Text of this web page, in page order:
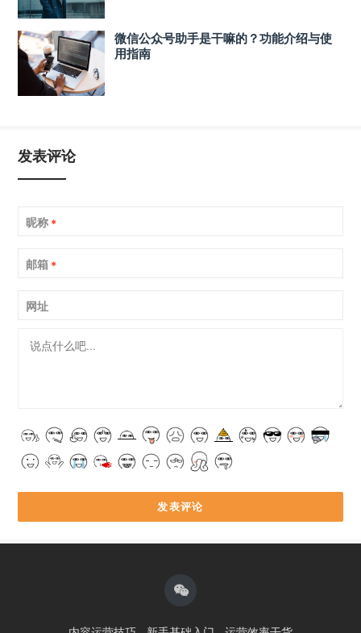
微信公众号助手是干嘛的？功能介绍与使
用指南
发表评论
昵称 *
邮箱 *
网址